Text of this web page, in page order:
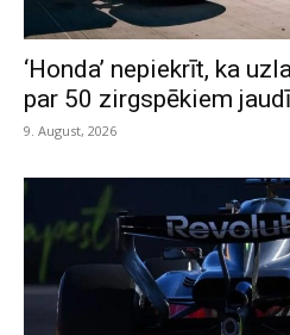
‘Honda’ nepiekrīt, ka
par 50 zirgspēkiem
9. August, 2026